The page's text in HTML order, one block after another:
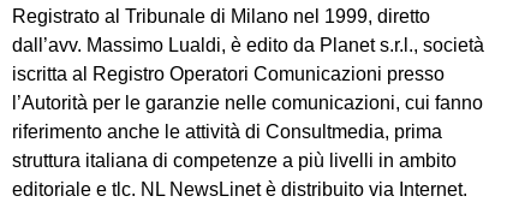
Registrato al Tribunale di Milano nel 1999, diretto
dall’avv. Massimo Lualdi, è edito da Planet s.r.l., società
iscritta al Registro Operatori Comunicazioni presso
l’Autorità per le garanzie nelle comunicazioni, cui fanno
riferimento anche le attività di Consultmedia, prima
struttura italiana di competenze a più livelli in ambito
editoriale e tlc. NL NewsLinet è distribuito via Internet.